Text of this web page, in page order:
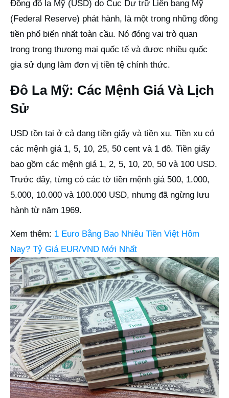
Đồng đô la Mỹ (USD) do Cục Dự trữ Liên bang Mỹ
(Federal Reserve) phát hành, là một trong những đồng
tiền phổ biến nhất toàn cầu. Nó đóng vai trò quan
trọng trong thương mại quốc tế và được nhiều quốc
gia sử dụng làm đơn vị tiền tệ chính thức.
Đô La Mỹ: Các Mệnh Giá Và Lịch
Sử
USD tồn tại ở cả dạng tiền giấy và tiền xu. Tiền xu có
các mệnh giá 1, 5, 10, 25, 50 cent và 1 đô. Tiền giấy
bao gồm các mệnh giá 1, 2, 5, 10, 20, 50 và 100 USD.
Trước đây, từng có các tờ tiền mệnh giá 500, 1.000,
5.000, 10.000 và 100.000 USD, nhưng đã ngừng lưu
hành từ năm 1969.
Xem thêm: 1 Euro Bằng Bao Nhiêu Tiền Việt Hôm
Nay? Tỷ Giá EUR/VND Mới Nhất